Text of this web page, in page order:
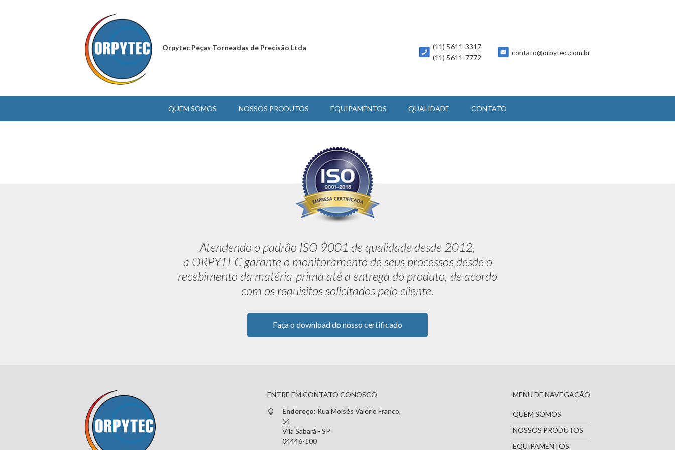
Orpytec Peças Torneadas de Precisão Ltda
(11) 5611-3317
(11) 5611-7772
contato@orpytec.com.br
QUEM SOMOS NOSSOS PRODUTOS EQUIPAMENTOS QUALIDADE CONTATO
Atendendo o padrão ISO 9001 de qualidade desde 2012,
a ORPYTEC garante o monitoramento de seus processos desde o
recebimento da matéria-prima até a entrega do produto, de acordo
com os requisitos solicitados pelo cliente.
Faça o download do nosso certificado
ENTRE EM CONTATO CONOSCO
Endereço: Rua Moisés Valério Franco,
54
Vila Sabará - SP
04446-100
MENU DE NAVEGAÇÃO
QUEM SOMOS
NOSSOS PRODUTOS
EQUIPAMENTOS